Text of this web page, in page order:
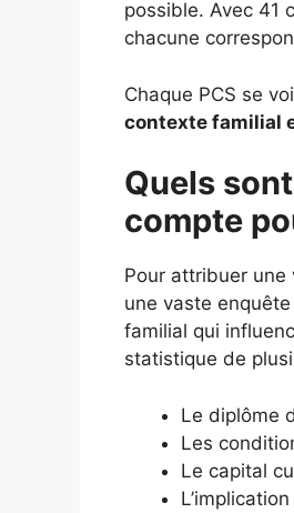
possible. Avec 41
chacune
Chaque PCS se
contexte familial
Quels
compte
Pour attribuer une
une vaste
familial qui
statistique de
Le diplôme
Les
Le capital